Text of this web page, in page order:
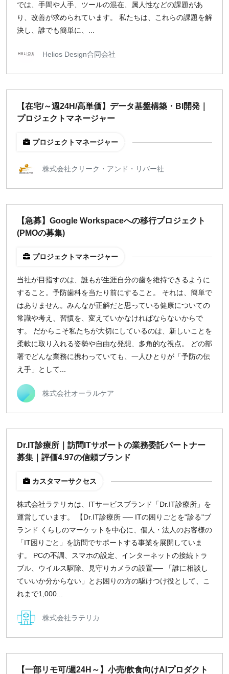
では、手間や人手、ツールの混在、属人性などの課題があ
り、改善が求められています。 私たちは、これらの課題を解
決し、誰でも簡単に、...
Helios Design合同会社
【在宅/～週24H/高単価】データ基盤構築・BI開発｜
プロジェクトマネージャー
プロジェクトマネージャー
株式会社クリーク・アンド・リバー社
【急募】Google Workspaceへの移行プロジェクト
(PMOの募集)
プロジェクトマネージャー
当社が目指すのは、誰もが生涯自分の歯を維持できるように
すること。予防歯科を当たり前にすること。 それは、簡単で
はありません。みんなが正解だと思っている健康についての
常識や考え、習慣を、変えていかなければならないからで
す。 だからこそ私たちが大切にしているのは、新しいことを
柔軟に取り入れる姿勢や自由な発想、多角的な視点。 どの部
署でどんな業務に携わっていても、一人ひとりが「予防の伝
え手」として...
株式会社オーラルケア
Dr.IT診療所｜訪問ITサポートの業務委託パートナー
募集｜評価4.97の信頼ブランド
カスタマーサクセス
株式会社ラテリカは、ITサービスブランド「Dr.IT診療所」を
運営しています。 【Dr.IT診療所 ── ITの困りごとを"診る"ブ
ランド くらしのマーケットを中心に、個人・法人のお客様の
「IT困りごと」を訪問でサポートする事業を展開していま
す。 PCの不調、スマホの設定、インターネットの接続トラ
ブル、ウイルス駆除、見守りカメラの設置── 「誰に相談し
ていいか分からない」とお困りの方の駆けつけ役として、こ
れまで1,000...
株式会社ラテリカ
【一部リモ可/週24H～】小売/飲食向けAIプロダクト